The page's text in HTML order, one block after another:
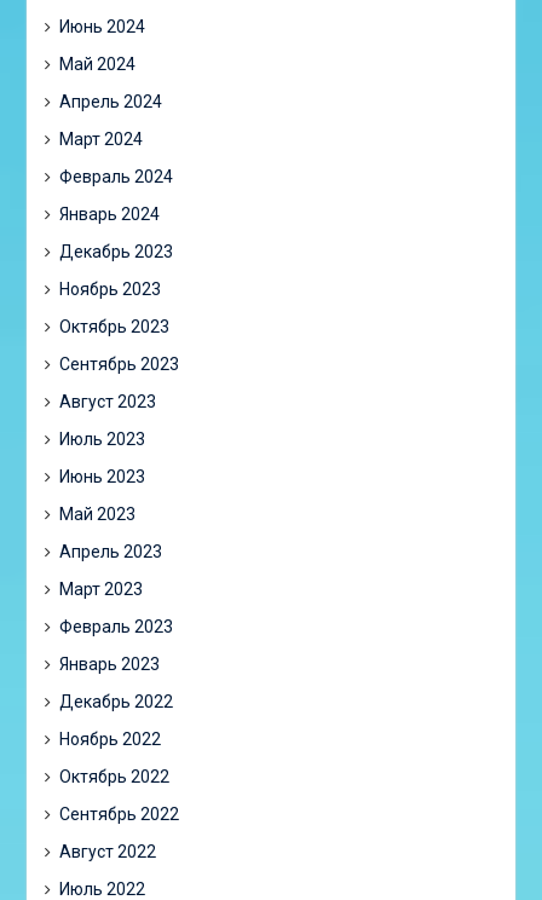
Июнь 2024
Май 2024
Апрель 2024
Март 2024
Февраль 2024
Январь 2024
Декабрь 2023
Ноябрь 2023
Октябрь 2023
Сентябрь 2023
Август 2023
Июль 2023
Июнь 2023
Май 2023
Апрель 2023
Март 2023
Февраль 2023
Январь 2023
Декабрь 2022
Ноябрь 2022
Октябрь 2022
Сентябрь 2022
Август 2022
Июль 2022